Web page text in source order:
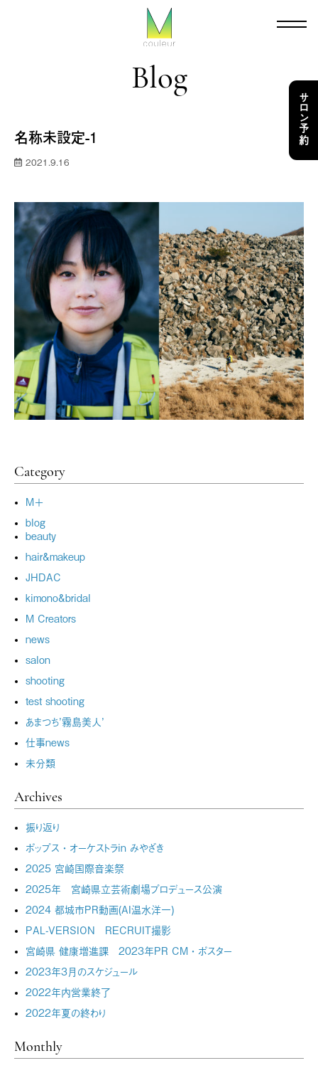
サロン予約
Blog
名称未設定-1
2021.9.16
Category
M＋
blog
beauty
hair&makeup
JHDAC
kimono&bridal
M Creators
news
salon
shooting
test shooting
あまつち’霧島美人’
仕事news
未分類
Archives
振り返り
ポップス・オーケストラin みやざき
2025 宮崎国際音楽祭
2025年 宮崎県立芸術劇場プロデュース公演
2024 都城市PR動画(AI温水洋一)
PAL-VERSION RECRUIT撮影
宮崎県 健康増進課 2023年PR CM・ポスター
2023年3月のスケジュール
2022年内営業終了
2022年夏の終わり
Monthly